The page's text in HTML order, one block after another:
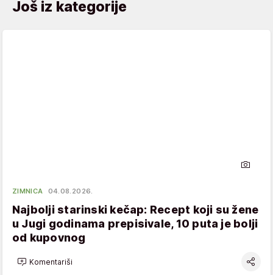
Još iz kategorije
ZIMNICA 04.08.2026.
Najbolji starinski kečap: Recept koji su žene
u Jugi godinama prepisivale, 10 puta je bolji
od kupovnog
Komentariši